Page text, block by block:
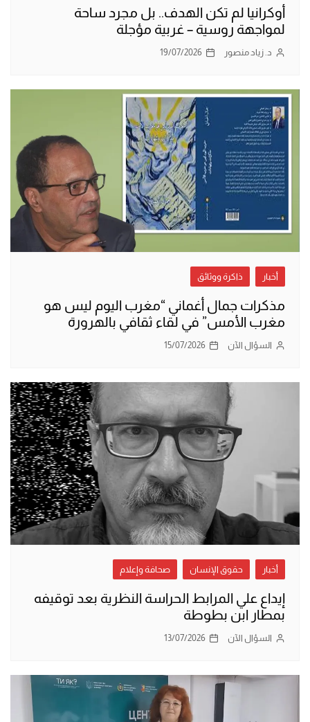
أوكرانيا لم تكن الهدف.. بل مجرد ساحة
لمواجهة روسية – غربية مؤجلة
د. زياد منصور 19/07/2026
أخبار ذاكرة ووثائق
مذكرات جمال أغماني “مغرب اليوم ليس هو
مغرب الأمس” في لقاء ثقافي بالهرورة
السؤال الآن 15/07/2026
أخبار حقوق الإنسان صحافة وإعلام
إيداع علي المرابط الحراسة النظرية بعد توقيفه
بمطار ابن بطوطة
السؤال الآن 13/07/2026